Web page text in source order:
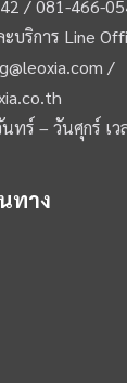
/081-466-
บริการ Line
/
ทร์ – วันศุกร์ เ
ทาง